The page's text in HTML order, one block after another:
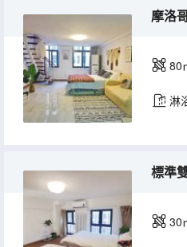
80
淋
標準
30